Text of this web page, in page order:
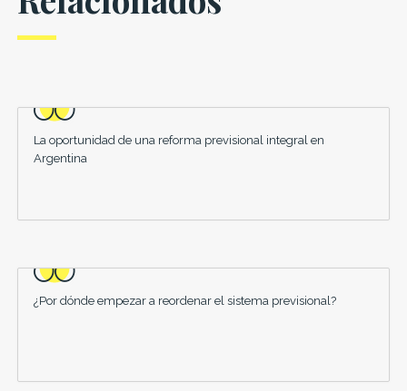
La oportunidad de una reforma previsional integral en
Argentina
¿Por dónde empezar a reordenar el sistema previsional?